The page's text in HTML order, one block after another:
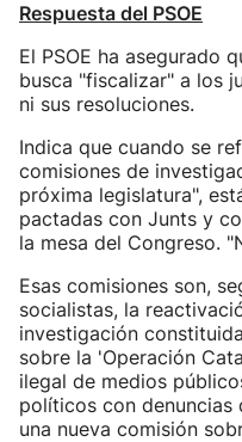
Respuesta del PSOE
El PSOE ha asegurado
busca "fiscalizar" a los
ni sus resoluciones.
Indica que cuando se
comisiones de
próxima legislatura",
pactadas con Junts y
la mesa del Congreso.
Esas comisiones son,
socialistas, la
investigación
sobre la 'Operación
ilegal de medios
políticos con denuncias
una nueva comisión